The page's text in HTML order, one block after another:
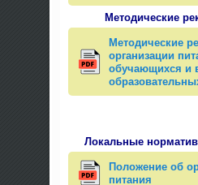
Методические
Методические
организации
обучающихся и
Локальные
Положение об
питания